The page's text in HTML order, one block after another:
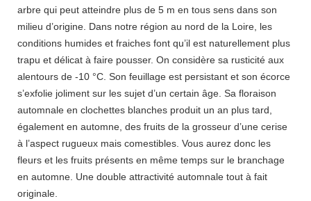
arbre qui peut atteindre plus de 5 m en tous sens dans son
milieu d’origine. Dans notre région au nord de la Loire, les
conditions humides et fraiches font qu’il est naturellement plus
trapu et délicat à faire pousser. On considère sa rusticité aux
alentours de -10 °C. Son feuillage est persistant et son écorce
s’exfolie joliment sur les sujet d’un certain âge. Sa floraison
automnale en clochettes blanches produit un an plus tard,
également en automne, des fruits de la grosseur d’une cerise
à l’aspect rugueux mais comestibles. Vous aurez donc les
fleurs et les fruits présents en même temps sur le branchage
en automne. Une double attractivité automnale tout à fait
originale.